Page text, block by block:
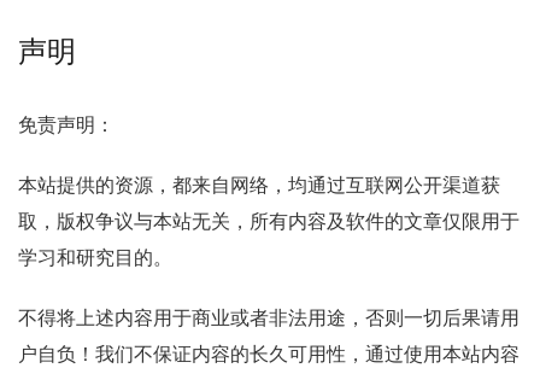
声明
免责声明：
本站提供的资源，都来自网络，均通过互联网公开渠道获
取，版权争议与本站无关，所有内容及软件的文章仅限用于
学习和研究目的。
不得将上述内容用于商业或者非法用途，否则一切后果请用
户自负！我们不保证内容的长久可用性，通过使用本站内容